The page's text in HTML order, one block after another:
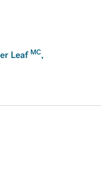
Leaf MC,